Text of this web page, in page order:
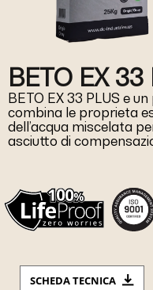
BETO EX 33
BETO EX 33 PLUS e
combina le proprieta
dell’acqua miscelata
asciutto di
SCHEDA TECNICA